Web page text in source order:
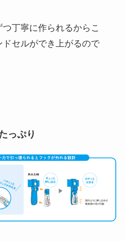
丁寧に作られるからこ
セルができ上がるので
っぷり